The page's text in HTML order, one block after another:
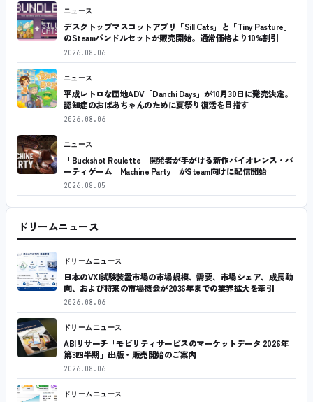
ニュース
デスクトップマスコットアプリ「Sill Cats」と「Tiny Pasture」
のSteamバンドルセットが販売開始。通常価格より10%割引
2026.08.06
ニュース
平成レトロな団地ADV「Danchi Days」が10月30日に発売決定。
認知症のおばあちゃんのために夏祭り復活を目指す
2026.08.06
ニュース
「Buckshot Roulette」開発者が手がける新作バイオレンス・パ
ーティゲーム「Machine Party」がSteam向けに配信開始
2026.08.05
ドリームニュース
ドリームニュース
日本のVXI試験装置市場の市場規模、需要、市場シェア、成長動
向、および将来の市場機会が2036年までの業界拡大を牽引
2026.08.06
ドリームニュース
ABIリサーチ「モビリティサービスのマーケットデータ 2026年
第3四半期」出版・販売開始のご案内
2026.08.06
ドリームニュース